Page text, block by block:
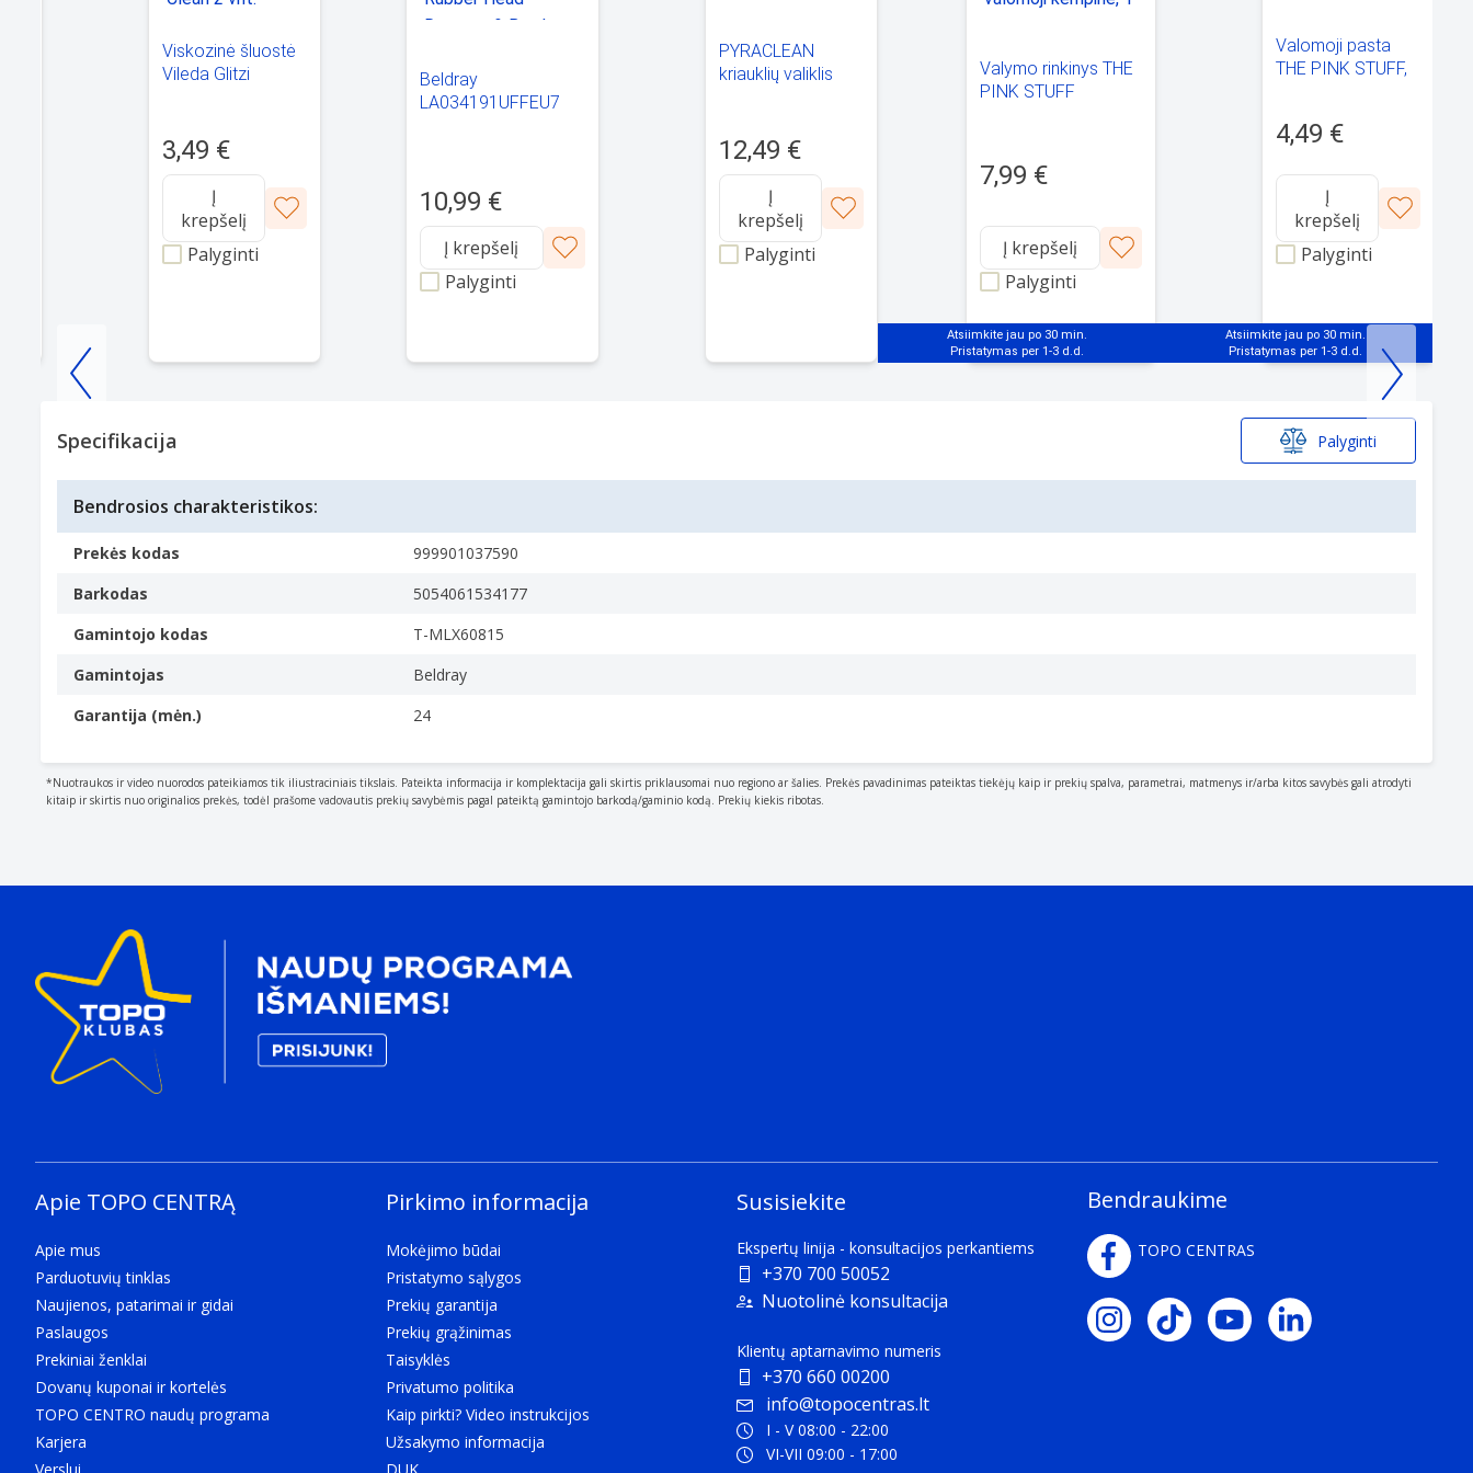
Viskozinė šluostė
Vileda Glitzi
3,49 €
Į
krepšelį
Palyginti
Beldray
LA034191UFFEU7
10,99 €
Į krepšelį
Palyginti
PYRACLEAN
kriauklių valiklis
12,49 €
Į
krepšelį
Palyginti
Valymo rinkinys THE
PINK STUFF
vnt
7,99 €
Atsiimkite jau po 30 min.
Į krepšelį
Palyginti
Valomoji pasta
THE PINK STUFF,
4,49 €
Atsiimkite jau po 30 min.
Į
krepšelį
Palyginti
Item
Specifikacija Palyginti
Bendrosios charakteristikos:
Prekės kodas
999901037590
Barkodas
5054061534177
Gamintojo kodas
T-MLX60815
Gamintojas
Beldray
Garantija (mėn.)
24
*Nuotraukos ir video nuorodos pateikiamos tik iliustraciniais tikslais. Pateikta informacija ir komplektacija gali skirtis priklausomai nuo regiono ar šalies. Prekės pavadinimas pateiktas tiekėjų kaip ir prekių spalva, parametrai, matmenys ir/arba kitos savybės gali atrodyti
kitaip ir skirtis nuo originalios prekės, todėl prašome vadovautis prekių savybėmis pagal pateiktą gamintojo barkodą/gaminio kodą. Prekių kiekis ribotas.
Apie TOPO CENTRĄ
Apie mus
Parduotuvių tinklas
Naujienos, patarimai ir gidai
Paslaugos
Prekiniai ženklai
Dovanų kuponai ir kortelės
TOPO CENTRO naudų programa
Karjera
Pirkimo informacija
Mokėjimo būdai
Pristatymo sąlygos
Prekių garantija
Prekių grąžinimas
Taisyklės
Privatumo politika
Kaip pirkti? Video instrukcijos
Užsakymo informacija
Susisiekite
Ekspertų linija - konsultacijos perkantiems
+370 700 50052
Nuotolinė konsultacija
Klientų aptarnavimo numeris
+370 660 00200
info@topocentras.lt
I - V 08:00 - 22:00
VI-VII 09:00 - 17:00
Bendraukime
TOPO CENTRAS